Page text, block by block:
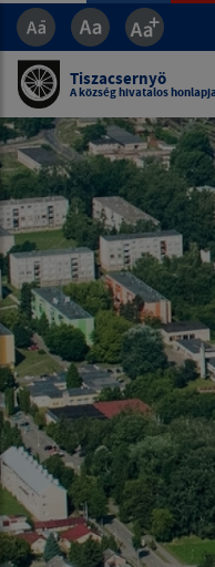
Tiszacsernyö
A község hivatalos